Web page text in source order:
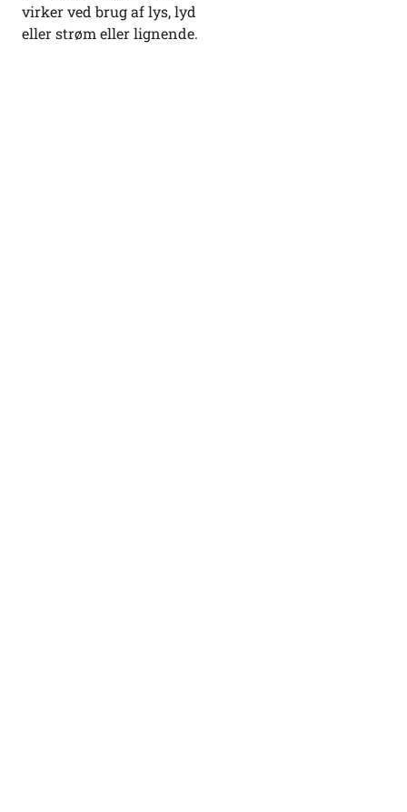
virker ved brug af lys, lyd
eller strøm eller lignende.